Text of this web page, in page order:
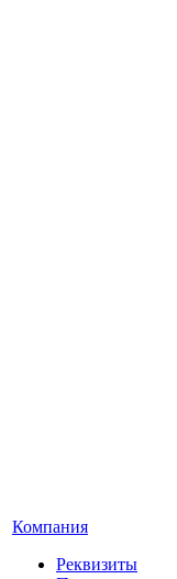
Компания
Реквизиты